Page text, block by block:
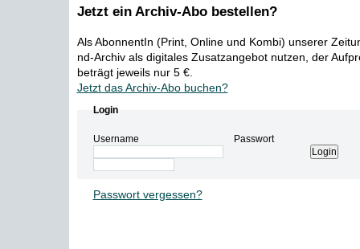
Jetzt ein Archiv-Abo bestellen?
Als AbonnentIn (Print, Online und Kombi) unserer
nd-Archiv als digitales Zusatzangebot nutzen, der
beträgt jeweils nur 5 €.
Jetzt das Archiv-Abo buchen?
Login
Username Passwort
Passwort vergessen?